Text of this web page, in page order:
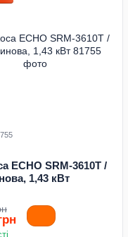
ECHO SRM-3610T /
1,43 кВт